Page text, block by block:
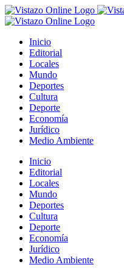
Saltar
al
Inicio
Editorial
Locales
Mundo
Deportes
Cultura
Deporte
Economía
Jurídico
Medio Ambiente
Inicio
Editorial
Locales
Mundo
Deportes
Cultura
Deporte
Economía
Jurídico
Medio Ambiente